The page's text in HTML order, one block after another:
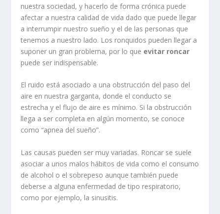
nuestra sociedad, y hacerlo de forma crónica puede
afectar a nuestra calidad de vida dado que puede llegar
a interrumpir nuestro sueño y el de las personas que
tenemos a nuestro lado. Los ronquidos pueden llegar a
suponer un gran problema, por lo que evitar roncar
puede ser indispensable.
El ruido está asociado a una obstrucción del paso del
aire en nuestra garganta, donde el conducto se
estrecha y el flujo de aire es mínimo. Si la obstrucción
llega a ser completa en algún momento, se conoce
como “apnea del sueño”.
Las causas pueden ser muy variadas. Roncar se suele
asociar a unos malos hábitos de vida como el consumo
de alcohol o el sobrepeso aunque también puede
deberse a alguna enfermedad de tipo respiratorio,
como por ejemplo, la sinusitis.